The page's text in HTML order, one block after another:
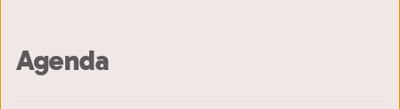
Agenda